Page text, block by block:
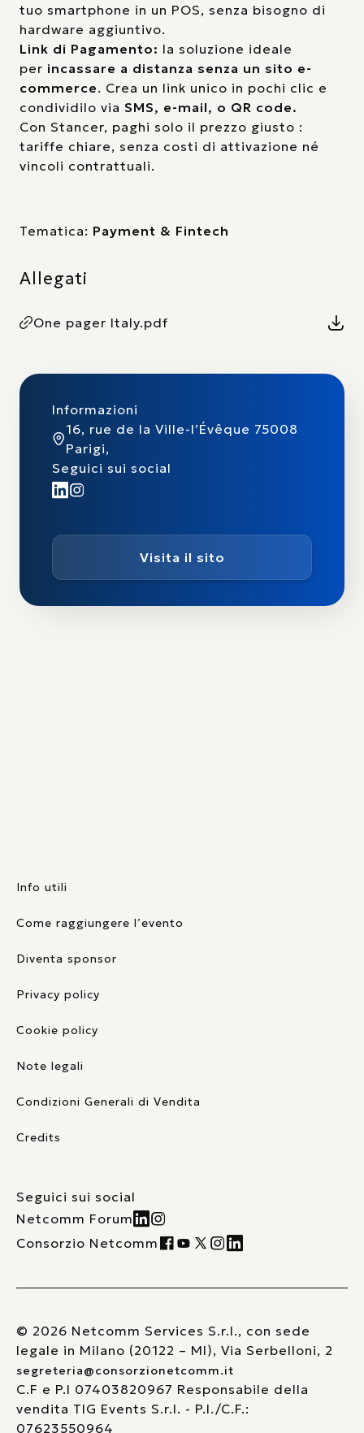
tuo smartphone in un POS, senza bisogno di
hardware aggiuntivo.
Link di Pagamento: la soluzione ideale
per incassare a distanza senza un sito e-
commerce. Crea un link unico in pochi clic e
condividilo via SMS, e-mail, o QR code.
Con Stancer, paghi solo il prezzo giusto :
tariffe chiare, senza costi di attivazione né
vincoli contrattuali.
Tematica: Payment & Fintech
Allegati
One pager Italy.pdf
Informazioni
16, rue de la Ville-l’Évêque 75008
Parigi,
Seguici sui social
Visita il sito
Info utili
Come raggiungere l’evento
Diventa sponsor
Privacy policy
Cookie policy
Note legali
Condizioni Generali di Vendita
Credits
Seguici sui social
Netcomm Forum
Consorzio Netcomm
© 2026 Netcomm Services S.r.l., con sede
legale in Milano (20122 – MI), Via Serbelloni, 2
segreteria@consorzionetcomm.it
C.F e P.I 07403820967 Responsabile della
vendita TIG Events S.r.l. - P.I./C.F.:
07623550964